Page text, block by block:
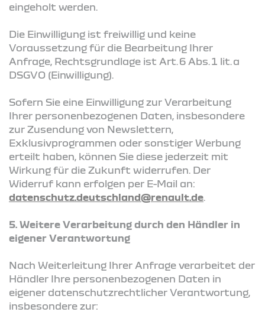
eingeholt werden.
Die Einwilligung ist freiwillig und keine
Voraussetzung für die Bearbeitung Ihrer
Anfrage, Rechtsgrundlage ist Art. 6 Abs. 1 lit. a
DSGVO (Einwilligung).
Sofern Sie eine Einwilligung zur Verarbeitung
Ihrer personenbezogenen Daten, insbesondere
zur Zusendung von Newslettern,
Exklusivprogrammen oder sonstiger Werbung
erteilt haben, können Sie diese jederzeit mit
Wirkung für die Zukunft widerrufen. Der
Widerruf kann erfolgen per E-Mail an:
datenschutz.deutschland@renault.de
5. Weitere Verarbeitung durch den Händler in
eigener Verantwortung
Nach Weiterleitung Ihrer Anfrage verarbeitet der
Händler Ihre personenbezogenen Daten in
eigener datenschutzrechtlicher Verantwortung,
insbesondere zur: